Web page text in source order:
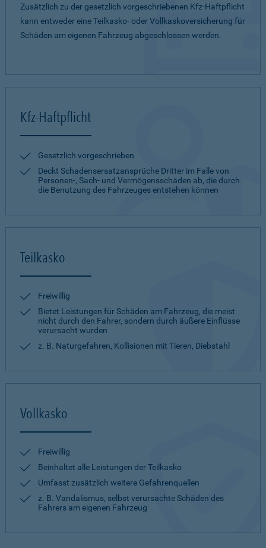
Zusätzlich zu der gesetzlich vorgeschriebenen Kfz-Haftpflicht
kann entweder eine Teilkasko- oder Vollkaskoversicherung für
Schäden am eigenen Fahrzeug abgeschlossen werden.
Kfz-Haftpflicht
Gesetzlich vorgeschrieben
Deckt Schadensersatzansprüche Dritter im Falle von
Personen-, Sach- und Vermögensschäden ab, die durch
die Benutzung des Fahrzeuges entstehen können
Teilkasko
Freiwillig
Bietet Leistungen für Schäden am Fahrzeug, die meist
nicht durch den Fahrer, sondern durch äußere Einflüsse
verursacht wurden
z. B. Naturgefahren, Kollisionen mit Tieren, Diebstahl
Vollkasko
Freiwillig
Beinhaltet alle Leistungen der Teilkasko
Umfasst zusätzlich weitere Gefahrenquellen
z. B. Vandalismus, selbst verursachte Schäden des
Fahrers am eigenen Fahrzeug